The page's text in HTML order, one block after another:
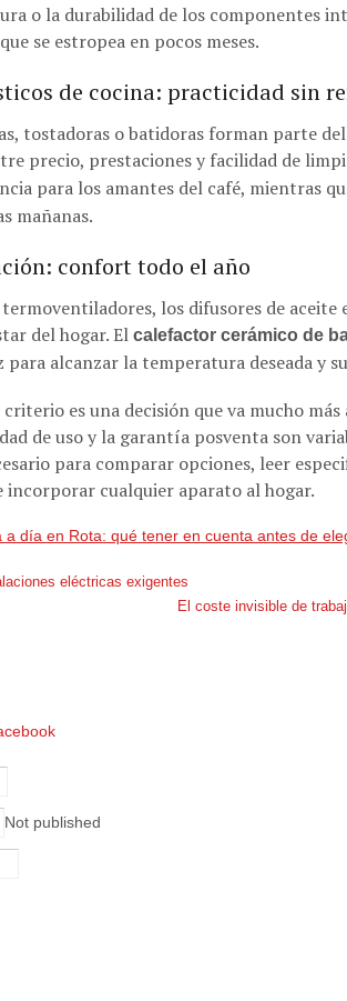
o la durabilidad de los componentes
se estropea en pocos meses.
de cocina: practicidad sin
tostadoras o batidoras forman parte
precio, prestaciones y facilidad de
para los amantes del café, mientras
mañanas.
confort todo el año
los difusores de
del hogar. El calefactor cerámico de
para alcanzar la temperatura deseada y
es una decisión que va mucho
de uso y la garantía posventa son
para comparar opciones, leer
incorporar cualquier aparato al hogar.
a día en Rota: qué tener en cuenta antes de
eléctricas exigentes
El coste invisible de
Not published